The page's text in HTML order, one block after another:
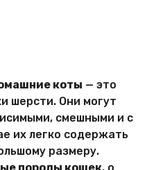
коты — это
шерсти. Они могут
смешными и с
их легко содержать
размеру.